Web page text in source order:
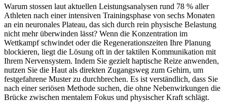
Warum stossen laut aktuellen Leistungsanalysen rund 78 % aller
Athleten nach einer intensiven Trainingsphase von sechs Monaten
an ein neuronales Plateau, das sich durch rein physische Belastung
nicht mehr überwinden lässt? Wenn die Konzentration im
Wettkampf schwindet oder die Regenerationszeiten Ihre Planung
blockieren, liegt die Lösung oft in der taktilen Kommunikation mit
Ihrem Nervensystem. Indem Sie gezielt haptische Reize anwenden,
nutzen Sie die Haut als direkten Zugangsweg zum Gehirn, um
festgefahrene Muster zu durchbrechen. Es ist verständlich, dass Sie
nach einer seriösen Methode suchen, die ohne Nebenwirkungen die
Brücke zwischen mentalem Fokus und physischer Kraft schlägt.